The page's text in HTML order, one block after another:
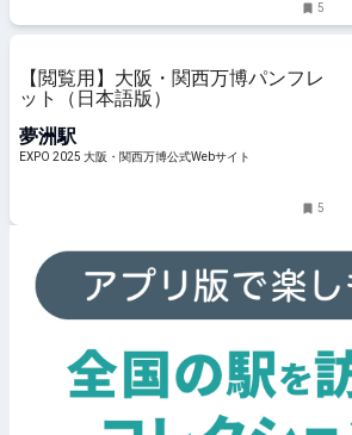
5
【閲覧用】大阪・関西万博パンフレ
ット（日本語版）
夢洲駅
EXPO 2025 大阪・関西万博公式Webサイト
5